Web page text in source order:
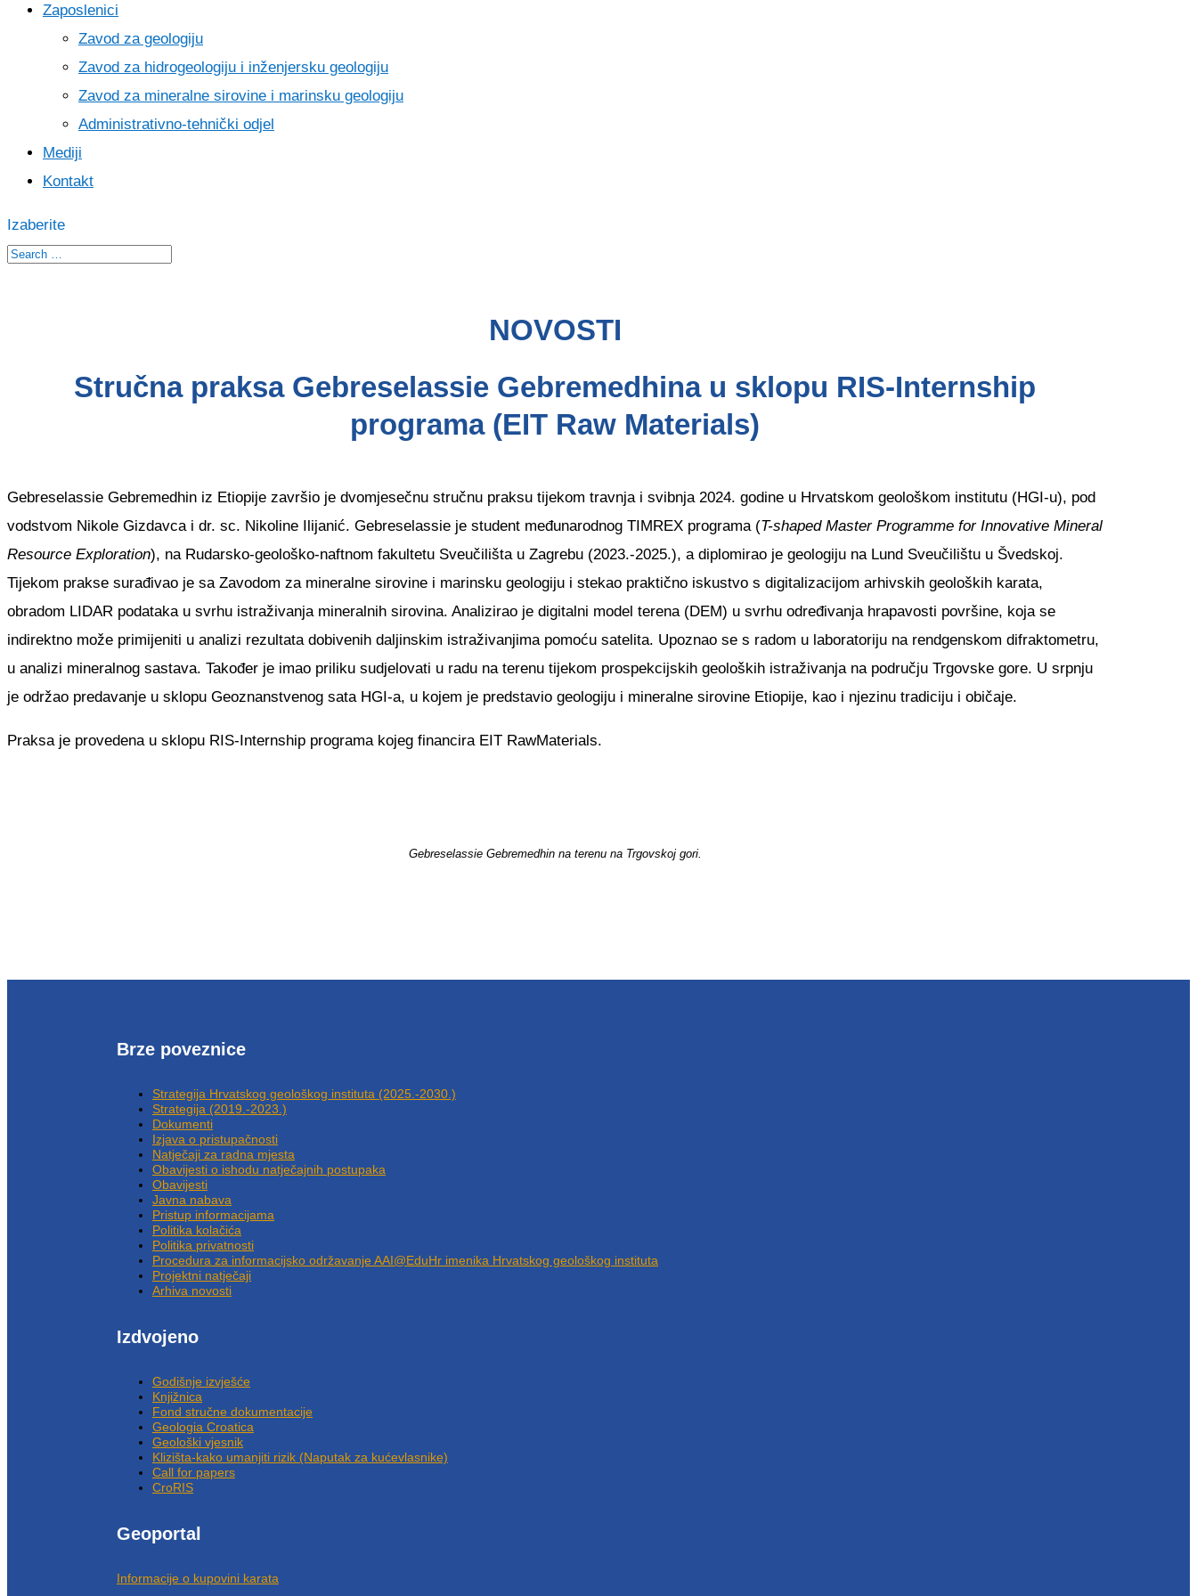
Zaposlenici
Zavod za geologiju
Zavod za hidrogeologiju i inženjersku geologiju
Zavod za mineralne sirovine i marinsku geologiju
Administrativno-tehnički odjel
Mediji
Kontakt
Izaberite
NOVOSTI
Stručna praksa Gebreselassie Gebremedhina u sklopu RIS-Internship
programa (EIT Raw Materials)
Gebreselassie Gebremedhin iz Etiopije završio je dvomjesečnu stručnu praksu tijekom travnja i svibnja 2024. godine u Hrvatskom geološkom institutu (HGI-u), pod
vodstvom Nikole Gizdavca i dr. sc. Nikoline Ilijanić. Gebreselassie je student međunarodnog TIMREX programa (T-shaped Master Programme for Innovative Mineral
Resource Exploration), na Rudarsko-geološko-naftnom fakultetu Sveučilišta u Zagrebu (2023.-2025.), a diplomirao je geologiju na Lund Sveučilištu u Švedskoj.
Tijekom prakse surađivao je sa Zavodom za mineralne sirovine i marinsku geologiju i stekao praktično iskustvo s digitalizacijom arhivskih geoloških karata,
obradom LIDAR podataka u svrhu istraživanja mineralnih sirovina. Analizirao je digitalni model terena (DEM) u svrhu određivanja hrapavosti površine, koja se
indirektno može primijeniti u analizi rezultata dobivenih daljinskim istraživanjima pomoću satelita. Upoznao se s radom u laboratoriju na rendgenskom difraktometru,
u analizi mineralnog sastava. Također je imao priliku sudjelovati u radu na terenu tijekom prospekcijskih geoloških istraživanja na području Trgovske gore. U srpnju
je održao predavanje u sklopu Geoznanstvenog sata HGI-a, u kojem je predstavio geologiju i mineralne sirovine Etiopije, kao i njezinu tradiciju i običaje.
Praksa je provedena u sklopu RIS-Internship programa kojeg financira EIT RawMaterials.
Gebreselassie Gebremedhin na terenu na Trgovskoj gori.
Brze poveznice
Strategija Hrvatskog geološkog instituta (2025.-2030.)
Strategija (2019.-2023.)
Dokumenti
Izjava o pristupačnosti
Natječaji za radna mjesta
Obavijesti o ishodu natječajnih postupaka
Obavijesti
Javna nabava
Pristup informacijama
Politika kolačića
Politika privatnosti
Procedura za informacijsko održavanje AAI@EduHr imenika Hrvatskog geološkog instituta
Projektni natječaji
Arhiva novosti
Izdvojeno
Godišnje izvješće
Knjižnica
Fond stručne dokumentacije
Geologia Croatica
Geološki vjesnik
Klizišta-kako umanjiti rizik (Naputak za kućevlasnike)
Call for papers
CroRIS
Geoportal
Informacije o kupovini karata